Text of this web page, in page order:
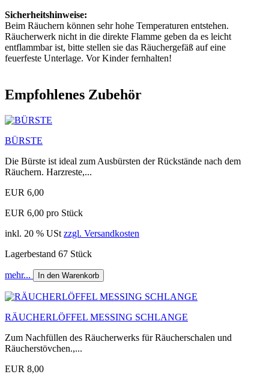
Sicherheitshinweise:
Beim Räuchern können sehr hohe Temperaturen entstehen.
Räucherwerk nicht in die direkte Flamme geben da es leicht
entflammbar ist, bitte stellen sie das Räuchergefäß auf eine
feuerfeste Unterlage. Vor Kinder fernhalten!
Empfohlenes Zubehör
BÜRSTE
Die Bürste ist ideal zum Ausbürsten der Rückstände nach dem
Räuchern. Harzreste,...
EUR 6,00
EUR 6,00 pro Stück
inkl. 20 % USt zzgl. Versandkosten
Lagerbestand 67 Stück
mehr... In den Warenkorb
RÄUCHERLÖFFEL MESSING SCHLANGE
Zum Nachfüllen des Räucherwerks für Räucherschalen und
Räucherstövchen.,...
EUR 8,00